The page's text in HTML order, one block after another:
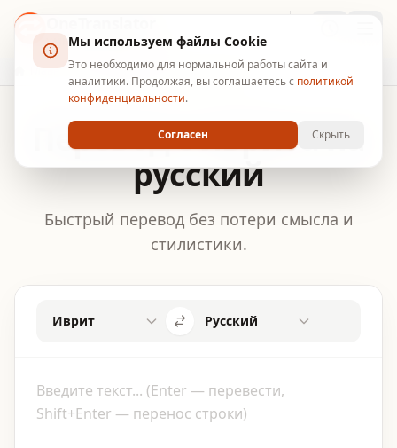
УМНЫЙ ПЕРЕВОДЧИК
Главная Перевод с иврита на русский
Перевод с иврита на
русский
Быстрый перевод без потери смысла и
стилистики.
Иврит Русский
Мы используем файлы Cookie
Это необходимо для нормальной работы сайта и
аналитики. Продолжая, вы соглашаетесь с политикой
конфиденциальности.
Согласен Скрыть